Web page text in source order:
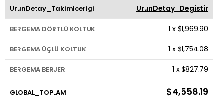
UrunDetay_TakimIcerigi UrunDetay_Degistir
BERGEMA DÖRTLÜ KOLTUK 1 x $1,969.90
BERGEMA ÜÇLÜ KOLTUK 1 x $1,754.08
BERGEMA BERJER 1 x $827.79
GLOBAL_TOPLAM $4,558.19